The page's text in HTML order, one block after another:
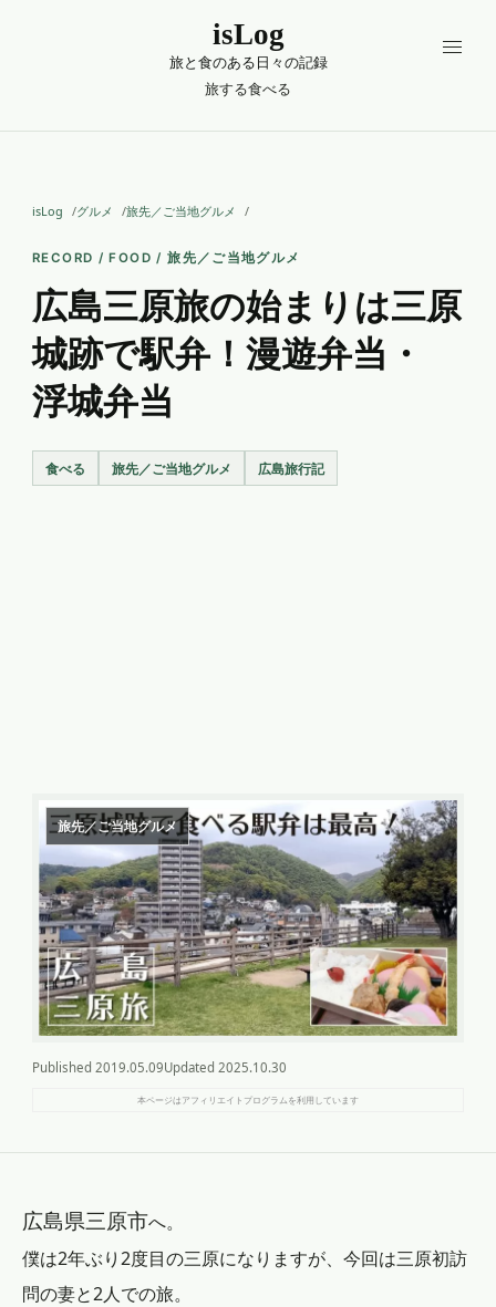
isLog
旅と食のある日々の記録
旅する食べる
isLog グルメ 旅先／ご当地グルメ
RECORD / FOOD / 旅先／ご当地グルメ
広島三原旅の始まりは三原
城跡で駅弁！漫遊弁当・
浮城弁当
食べる 旅先／ご当地グルメ 広島旅行記
旅先／ご当地グルメ
Published 2019.05.09Updated 2025.10.30
本ページはアフィリエイトプログラムを利用しています
広島県三原市へ。
僕は2年ぶり2度目の三原になりますが、今回は三原初訪
問の妻と2人での旅。